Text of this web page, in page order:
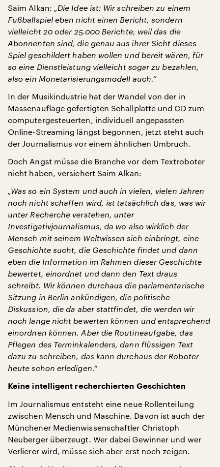
Saim Alkan: „Die Idee ist: Wir schreiben zu einem
Fußballspiel eben nicht einen Bericht, sondern
vielleicht 20 oder 25.000 Berichte, weil das die
Abonnenten sind, die genau aus ihrer Sicht dieses
Spiel geschildert haben wollen und bereit wären, für
so eine Dienstleistung vielleicht sogar zu bezahlen,
also ein Monetarisierungsmodell auch.“
In der Musikindustrie hat der Wandel von der in
Massenauflage gefertigten Schallplatte und CD zum
computergesteuerten, individuell angepassten
Online-Streaming längst begonnen, jetzt steht auch
der Journalismus vor einem ähnlichen Umbruch.
Doch Angst müsse die Branche vor dem Textroboter
nicht haben, versichert Saim Alkan:
„Was so ein System und auch in vielen, vielen Jahren
noch nicht schaffen wird, ist tatsächlich das, was wir
unter Recherche verstehen, unter
Investigativjournalismus, da wo also wirklich der
Mensch mit seinem Weltwissen sich einbringt, eine
Geschichte sucht, die Geschichte findet und dann
eben die Information im Rahmen dieser Geschichte
bewertet, einordnet und dann den Text draus
schreibt. Wir können durchaus die parlamentarische
Sitzung in Berlin ankündigen, die politische
Diskussion, die da aber stattfindet, die werden wir
noch lange nicht bewerten können und entsprechend
einordnen können. Aber die Routineaufgabe, das
Pflegen des Terminkalenders, dann flüssigen Text
dazu zu schreiben, das kann durchaus der Roboter
heute schon erledigen.“
Keine intelligent recherchierten Geschichten
Im Journalismus entsteht eine neue Rollenteilung
zwischen Mensch und Maschine. Davon ist auch der
Münchener Medienwissenschaftler Christoph
Neuberger überzeugt. Wer dabei Gewinner und wer
Verlierer wird, müsse sich aber erst noch zeigen.